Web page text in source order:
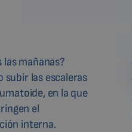
mañanas?
subir las escaleras
en la que
el
interna.